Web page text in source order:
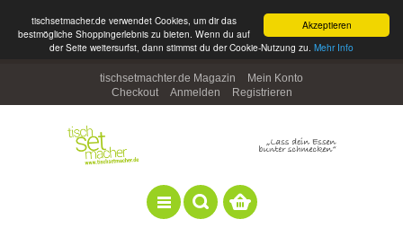
Akzeptieren
tischsetmacher.de verwendet Cookies, um dir das
bestmögliche Shoppingerlebnis zu bieten. Wenn du auf
der Seite weitersurfst, dann stimmst du der Cookie-Nutzung zu. Mehr Info
tischsetmachter.de Magazin
Mein Konto
Checkout
Anmelden Registrieren